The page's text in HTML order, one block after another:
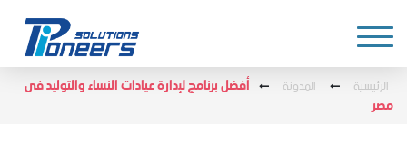
الرئيسية المدونة
أفضل برنامج لإدارة عيادات النساء والتوليد فى
مصر